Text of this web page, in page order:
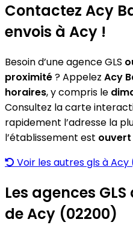
Contactez Acy
envois à Acy !
Besoin d’une agence GLS
proximité? Appelez Acy
horaires, y compris le
Consultez la carte
rapidement l’adresse la
l’établissement est
Voir les autres gls à Acy
Les agences
de Acy (02200)